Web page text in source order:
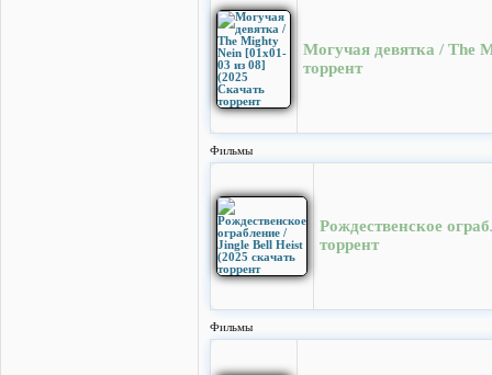
Могучая девятка / The
торрент
Фильмы
Рождественское
торрент
Фильмы